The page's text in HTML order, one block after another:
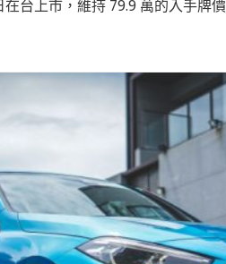
在台上市，維持 79.9 萬的入手牌